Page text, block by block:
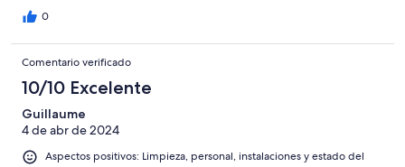
0
Comentario verificado
10/10 Excelente
Guillaume
4 de abr de 2024
Aspectos positivos: Limpieza, personal, instalaciones y estado del